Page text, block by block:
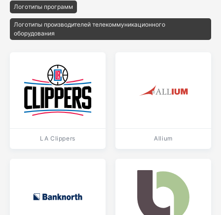
Логотипы программ
Логотипы производителей телекоммуникационного
оборудования
LA Clippers Allium